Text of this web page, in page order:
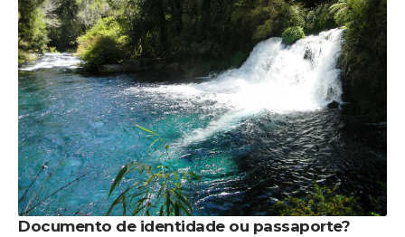
Documento de identidade ou passaporte?